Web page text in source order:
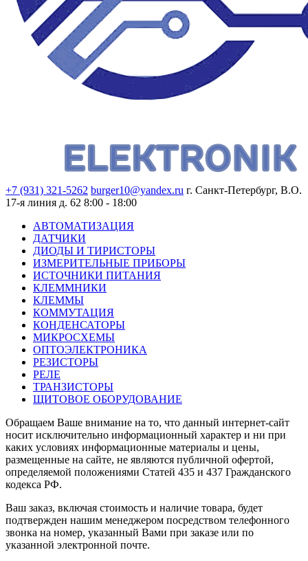
+7 (931) 321-5262 burger10@yandex.ru г. Санкт-Петербург, В.О.
17-я линия д. 62 8:00 - 18:00
АВТОМАТИЗАЦИЯ
ДАТЧИКИ
ДИОДЫ И ТИРИСТОРЫ
ИЗМЕРИТЕЛЬНЫЕ ПРИБОРЫ
ИСТОЧНИКИ ПИТАНИЯ
КЛЕММНИКИ
КЛЕММЫ
КОММУТАЦИЯ
КОНДЕНСАТОРЫ
МИКРОСХЕМЫ
ОПТОЭЛЕКТРОНИКА
РЕЗИСТОРЫ
РЕЛЕ
ТРАНЗИСТОРЫ
ЩИТОВОЕ ОБОРУДОВАНИЕ
Обращаем Ваше внимание на то, что данный интернет-сайт
носит исключительно информационный характер и ни при
каких условиях информационные материалы и цены,
размещенные на сайте, не являются публичной офертой,
определяемой положениями Статей 435 и 437 Гражданского
кодекса РФ.
Ваш заказ, включая стоимость и наличие товара, будет
подтвержден нашим менеджером посредством телефонного
звонка на номер, указанный Вами при заказе или по
указанной электронной почте.